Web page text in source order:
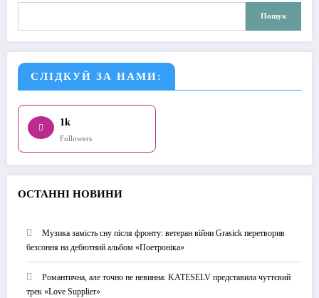
Пошук
СЛІДКУЙ ЗА НАМИ:
1k
Followers
ОСТАННІ НОВИНИ
Музика замість сну після фронту: ветеран війни Grasick перетворив
безсоння на дебютний альбом «Поетроніка»
Романтична, але точно не невинна: KATESELV представила чуттєвий
трек «Love Supplier»